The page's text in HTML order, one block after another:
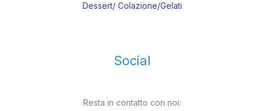
Dessert/ Colazione/Gelati
Social
Resta in contatto con noi: